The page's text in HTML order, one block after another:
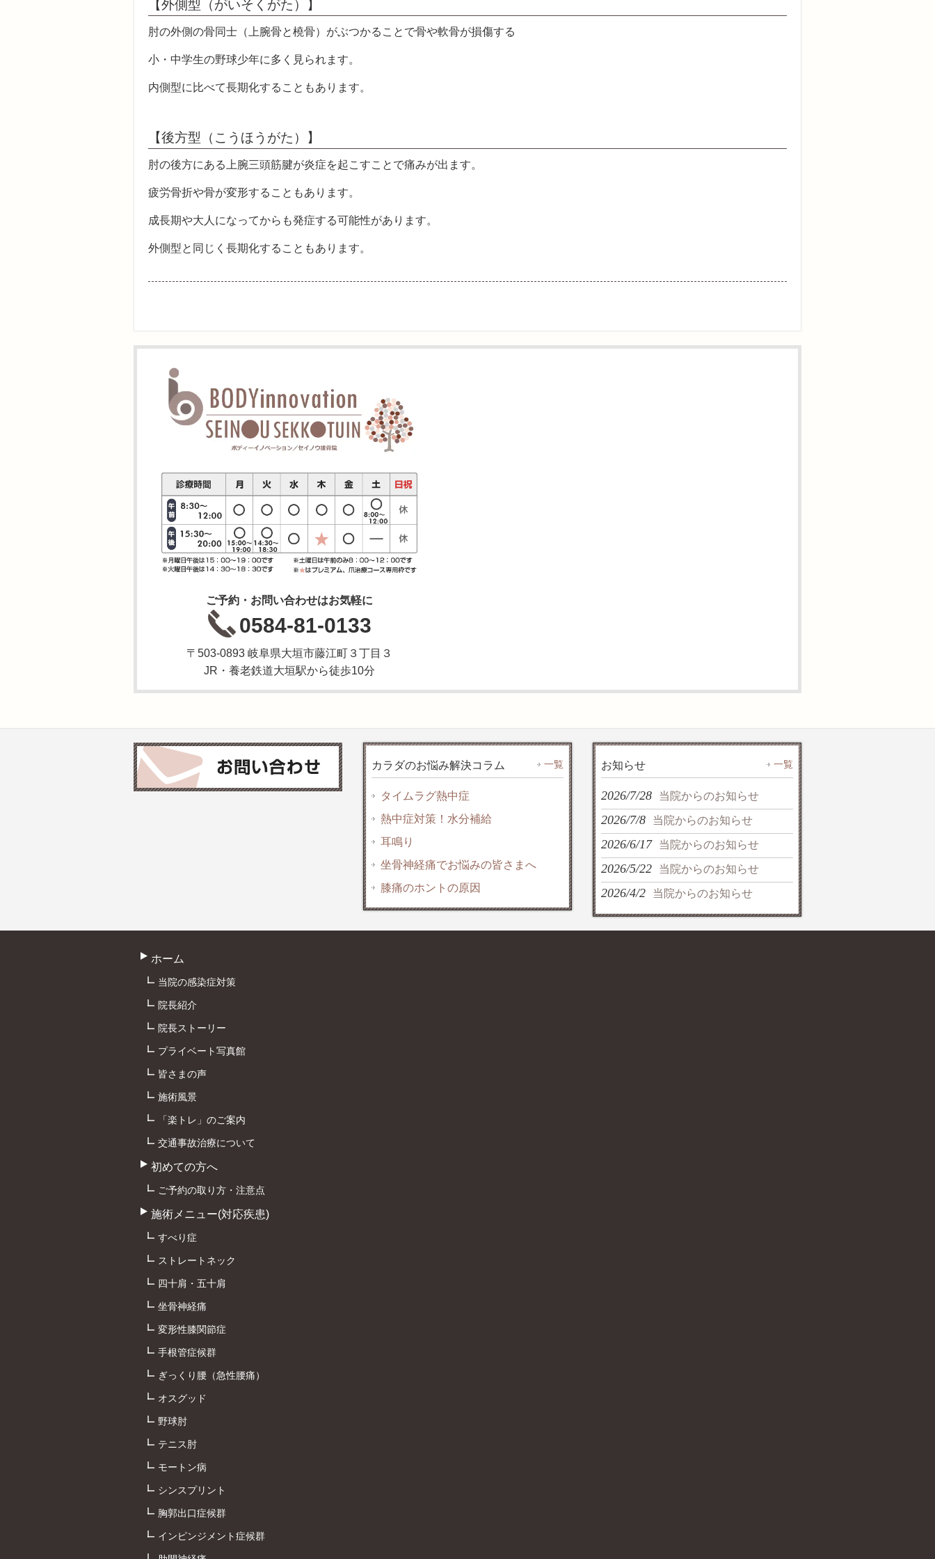
【外側型（がいそくがた）】
肘の外側の骨同士（上腕骨と橈骨）がぶつかることで骨や軟骨が損傷する
小・中学生の野球少年に多く見られます。
内側型に比べて長期化することもあります。
【後方型（こうほうがた）】
肘の後方にある上腕三頭筋腱が炎症を起こすことで痛みが出ます。
疲労骨折や骨が変形することもあります。
成長期や大人になってからも発症する可能性があります。
外側型と同じく長期化することもあります。
ご予約・お問い合わせはお気軽に
0584-81-0133
〒503-0893 岐阜県大垣市藤江町３丁目３
JR・養老鉄道大垣駅から徒歩10分
カラダのお悩み解決コラム 一覧
タイムラグ熱中症
熱中症対策！水分補給
耳鳴り
坐骨神経痛でお悩みの皆さまへ
膝痛のホントの原因
お知らせ 一覧
2026/7/28 当院からのお知らせ
2026/7/8 当院からのお知らせ
2026/6/17 当院からのお知らせ
2026/5/22 当院からのお知らせ
2026/4/2 当院からのお知らせ
ホーム
当院の感染症対策
院長紹介
院長ストーリー
プライベート写真館
皆さまの声
施術風景
「楽トレ」のご案内
交通事故治療について
初めての方へ
ご予約の取り方・注意点
施術メニュー(対応疾患)
すべり症
ストレートネック
四十肩・五十肩
坐骨神経痛
変形性膝関節症
手根管症候群
ぎっくり腰（急性腰痛）
オスグッド
野球肘
テニス肘
モートン病
シンスプリント
胸郭出口症候群
インピンジメント症候群